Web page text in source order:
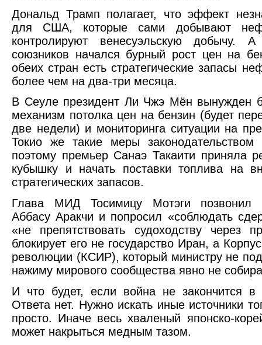
Дональд Трамп полагает, что эффект
для США, которые сами добывают
контролируют венесуэльскую добычу.
союзников начался бурный рост цен на
обеих стран есть стратегические запасы
более чем на два-три месяца.
В Сеуле президент Ли Чжэ Мён вынужден
механизм потолка цен на бензин (будет
две недели) и мониторинга ситуации на
Токио же такие меры законодательством
поэтому премьер Санаэ Такаити приняла
кубышку и начать поставки топлива на
стратегических запасов.
Глава МИД Тосимицу Мотэги позвонил
Аббасу Аракчи и попросил «соблюдать
«не препятствовать судоходству через
блокирует его не государство Иран, а
революции (КСИР), который министру не
нажиму мирового сообщества явно не
И что будет, если война не закончится
Ответа нет. Нужно искать иные источники
просто. Иначе весь хваленый японско-
может накрыться медным тазом.